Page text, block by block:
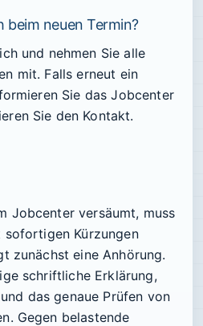
beim neuen Termin?
und nehmen Sie alle
mit. Falls erneut ein
Sie das Jobcenter
Sie den Kontakt.
Jobcenter versäumt, muss
Kürzungen
zunächst eine Anhörung.
schriftliche Erklärung,
das genaue Prüfen von
Gegen belastende